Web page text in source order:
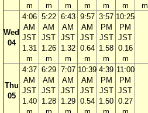
m
m
m
m
m
m
m
Wed
04
4:06
AM
JST
1.31
m
5:22
AM
JST
1.26
m
6:43
AM
JST
1.32
m
9:57
AM
JST
0.64
m
3:57
PM
JST
1.58
m
10:25
PM
JST
0.16
m
Thu
05
4:37
AM
JST
1.40
6:29
AM
JST
1.28
7:07
AM
JST
1.29
10:39
AM
JST
0.54
4:39
PM
JST
1.50
11:00
PM
JST
0.27